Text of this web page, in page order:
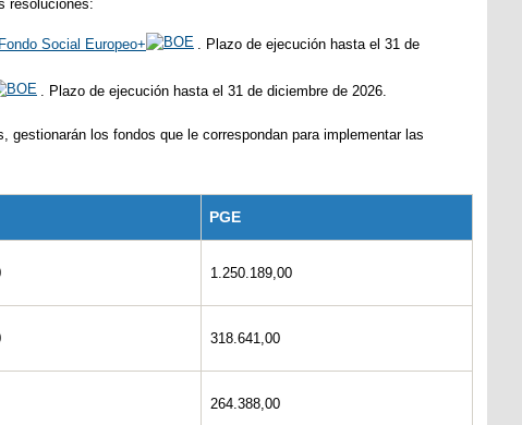
resoluciones:
Social Europeo+
. Plazo de ejecución hasta el 31 de
. Plazo de ejecución hasta el 31 de diciembre de 2026.
los fondos que le correspondan para implementar las
PGE
1.250.189,00
318.641,00
264.388,00